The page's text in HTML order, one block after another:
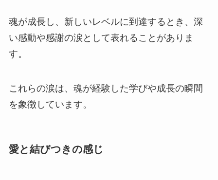
魂が成長し、新しいレベルに到達するとき、深
い感動や感謝の涙として表れることがありま
す。
これらの涙は、魂が経験した学びや成長の瞬間
を象徴しています。
愛と結びつきの感じ